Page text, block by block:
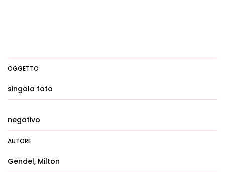
OGGETTO
singola foto
negativo
AUTORE
Gendel, Milton